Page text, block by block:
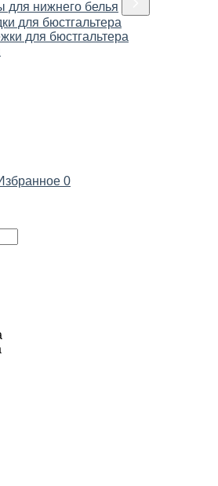
для нижнего белья
для бюстгальтера
для бюстгальтера
0